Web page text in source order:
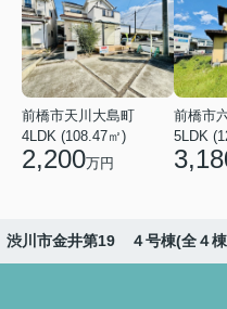
前橋市天川大島町
4LDK (108.47㎡)
2,200万円
前橋市
5LDK
渋川市金井第19 ４号棟(全４